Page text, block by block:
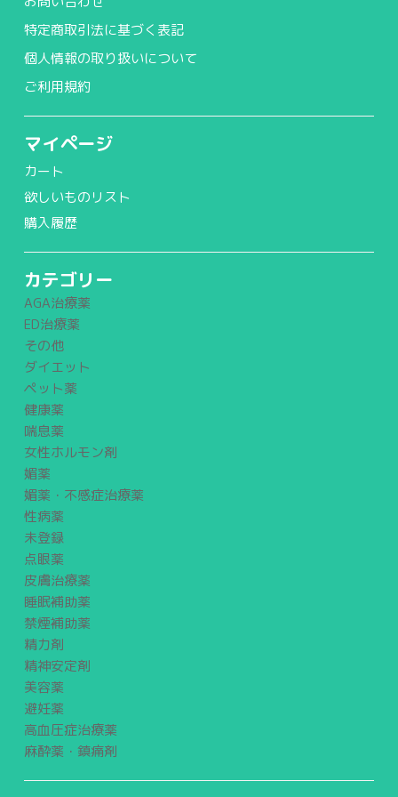
特定商取引法に基づく表記
個人情報の取り扱いについて
ご利用規約
マイページ
カート
欲しいものリスト
購入履歴
カテゴリー
AGA治療薬
ED治療薬
その他
ダイエット
ペット薬
健康薬
喘息薬
女性ホルモン剤
媚薬
媚薬・不感症治療薬
性病薬
未登録
点眼薬
皮膚治療薬
睡眠補助薬
禁煙補助薬
精力剤
精神安定剤
美容薬
避妊薬
高血圧症治療薬
麻酔薬・鎮痛剤